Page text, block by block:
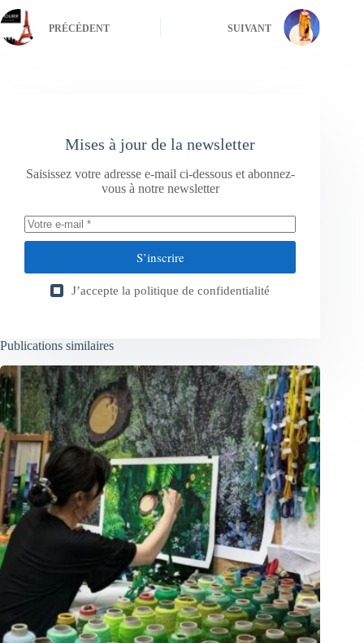
PRÉCÉDENT SUIVANT
Mises à jour de la newsletter
Saisissez votre adresse e-mail ci-dessous et abonnez-
vous à notre newsletter
S’inscrire
J’accepte la politique de confidentialité
Publications similaires